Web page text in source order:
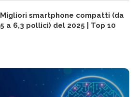
Migliori smartphone compatti (da
5 a 6,3 pollici) del 2025 | Top 10